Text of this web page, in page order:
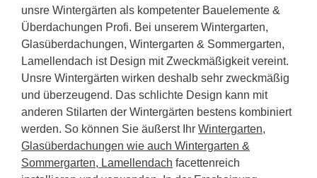
unsre Wintergärten als kompetenter Bauelemente &
Überdachungen Profi. Bei unserem Wintergarten,
Glasüberdachungen, Wintergarten & Sommergarten,
Lamellendach ist Design mit Zweckmäßigkeit vereint.
Unsre Wintergärten wirken deshalb sehr zweckmäßig
und überzeugend. Das schlichte Design kann mit
anderen Stilarten der Wintergärten bestens kombiniert
werden. So können Sie äußerst Ihr Wintergarten,
Glasüberdachungen wie auch Wintergarten &
Sommergarten, Lamellendach facettenreich